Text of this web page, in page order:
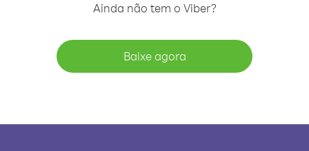
Ainda não tem o Viber?
Baixe agora